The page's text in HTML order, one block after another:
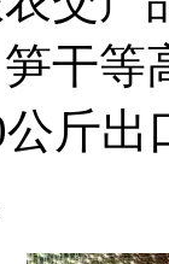
干
斤